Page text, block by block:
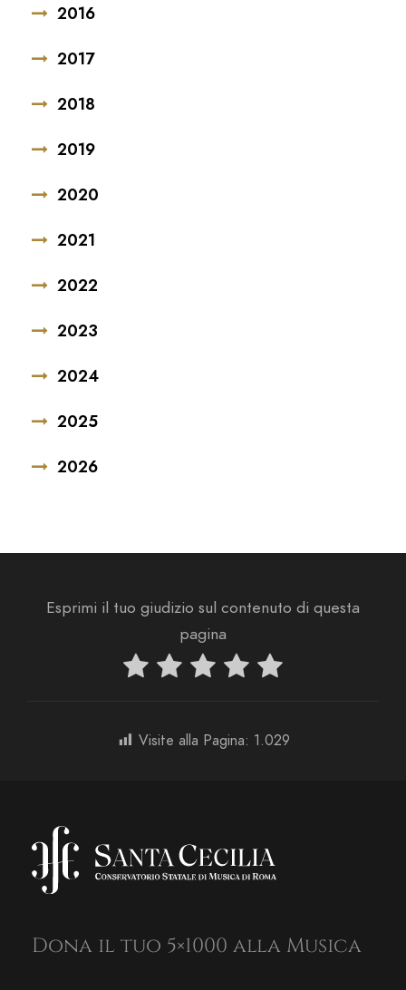
2016
2017
2018
2019
2020
2021
2022
2023
2024
2025
2026
Esprimi il tuo giudizio sul contenuto di questa
pagina
Visite alla Pagina: 1.029
Dona il tuo 5×1000 alla Musica